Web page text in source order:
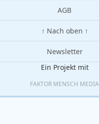
AGB
↑ Nach oben ↑
Newsletter
Ein Projekt mit
FAKTOR MENSCH MEDIA